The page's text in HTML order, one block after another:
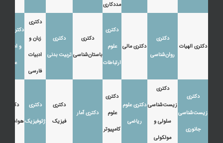
مددکاری
دکتری الهیات
دکتری
روان‌شناسی
دکتری مالی
دکتری
علوم
ارتباطات
دکتری
باستان‌شناسی
دکتری
تربیت بدنی
دکتری
زبان و
ادبیات
فارسی
دکتری زبان
و ادبیات
عرب
دکتری
زیست‌شناسی
جانوری
دکتری
زیست‌شناسی
سلولی و
مولکولی
دکتری علوم
ریاضی
دکتری
علوم
کامپیوتر
دکتری آمار
دکتری
فیزیک
دکتری
ژئوفیزیک
دکتری
هواشناسی